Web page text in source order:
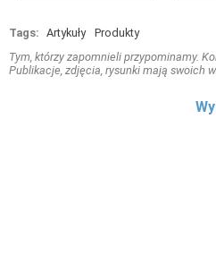
Tags: Artykuły
Produkty
Tym, którzy zapomnieli przypominamy.
Publikacje, zdjęcia, rysunki mają swoich